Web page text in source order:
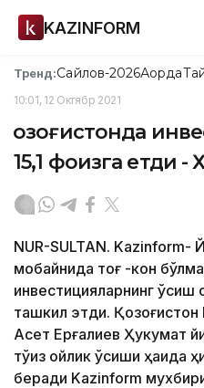
KAZINFORM
Тренд:Сайлов-2026Ақорда
10:01, 12 Октябр 2021
Қозоғистонда
15,1 фоизга етди
NUR-SULTAN. Kazinform-
мобайнида тоғ -кон
инвестицияларнинг ўсиш
ташкил этди. Қозоғистон
Aсет Ерғалиев Ҳукумат
тўққиз ойлик ўсиши
беради Kazinform